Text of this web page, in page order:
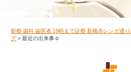
新橋 歯科 歯医者 19時まで診療 新橋赤レンガ通
グ >最近の出来事☺